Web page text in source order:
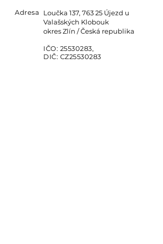
Adresa
Loučka 137, 763 25 Újezd u
Valašských Klobouk
okres Zlín / Česká republika
IČO: 25530283,
DIČ: CZ25530283